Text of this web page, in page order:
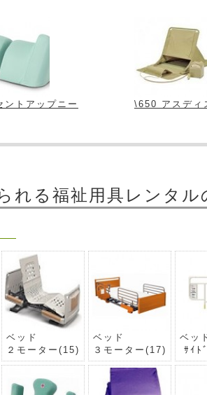
トアップニー \650 アスディ
れる福祉用具レンタル
ベッド
２モーター (15)
ベッド
３モーター (17)
ベッ
ｻｲﾄ